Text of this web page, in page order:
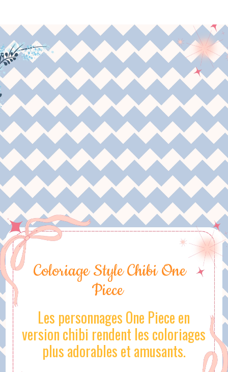
Les personnages One Piece en
version chibi rendent les coloriages
plus adorables et amusants.
Coloriage Style Chibi One
Piece